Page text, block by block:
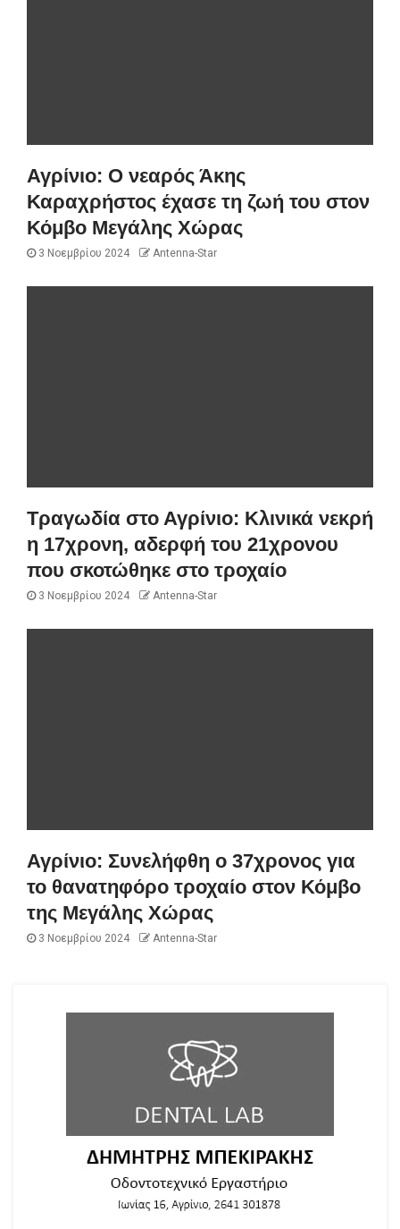
Αγρίνιο: Ο νεαρός Άκης
Καραχρήστος έχασε τη ζωή του στον
Κόμβο Μεγάλης Χώρας
3 Νοεμβρίου 2024 Antenna-Star
Τραγωδία στο Αγρίνιο: Κλινικά νεκρή
η 17χρονη, αδερφή του 21χρονου
που σκοτώθηκε στο τροχαίο
3 Νοεμβρίου 2024 Antenna-Star
Αγρίνιο: Συνελήφθη ο 37χρονος για
το θανατηφόρο τροχαίο στον Κόμβο
της Μεγάλης Χώρας
3 Νοεμβρίου 2024 Antenna-Star